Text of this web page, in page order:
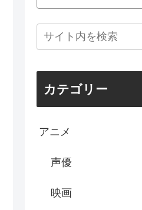
カテゴリー
アニメ
声優
映画